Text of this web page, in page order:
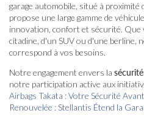
garage automobile, situé à
propose une large gamme de
innovation, confort et sécurité. Que
citadine, d'un SUV ou d'une berline,
correspond à vos besoins.
Notre engagement envers la sécurité
notre participation active aux
Airbags Takata : Votre Sécurité
Renouvelée : Stellantis Étend la